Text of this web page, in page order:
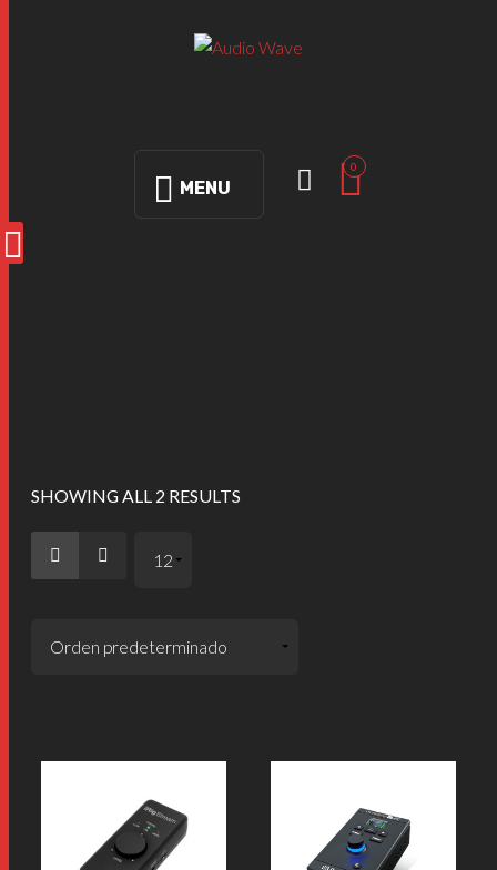
MENU
0
SHOWING ALL 2 RESULTS